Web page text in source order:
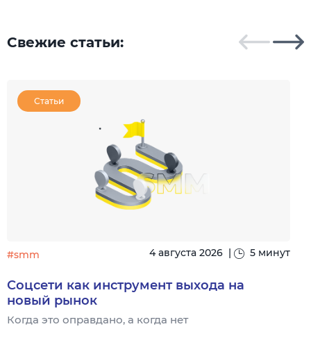
Свежие статьи:
Статьи
#smm 4 августа 2026 | 5 минут
Соцсети как инструмент выхода на
новый рынок
Когда это оправдано, а когда нет